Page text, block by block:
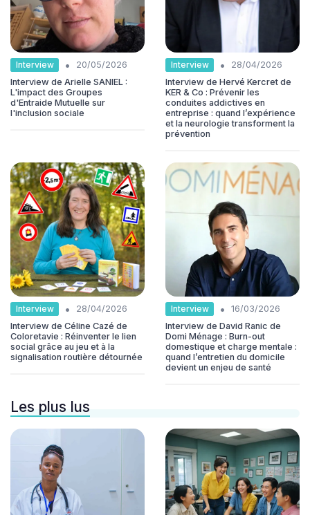
Interview •
20/05/2026
Interview de Arielle SANIEL :
L'impact des Groupes
d'Entraide Mutuelle sur
l'inclusion sociale
Interview •
28/04/2026
Interview de Hervé Kercret de
KER & Co : Prévenir les
conduites addictives en
entreprise : quand l’expérience
et la neurologie transforment la
prévention
Interview •
28/04/2026
Interview de Céline Cazé de
Coloretavie : Réinventer le lien
social grâce au jeu et à la
signalisation routière détournée
Interview •
16/03/2026
Interview de David Ranic de
Domi Ménage : Burn-out
domestique et charge mentale :
quand l’entretien du domicile
devient un enjeu de santé
Les plus lus